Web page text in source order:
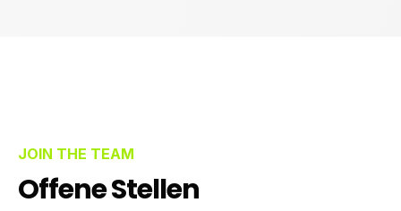
JOIN THE TEAM
Offene Stellen